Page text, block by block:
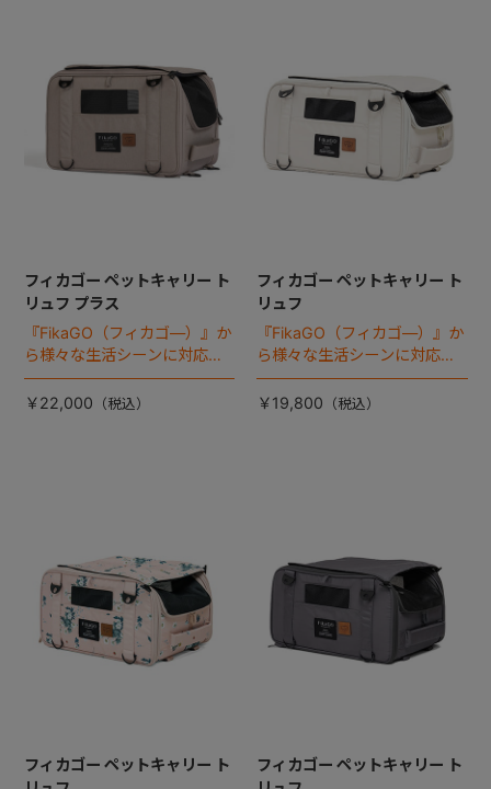
フィカゴー ペットキャリー ト
リュフ プラス
『FikaGO（フィカゴ―）』か
ら様々な生活シーンに対応す
る4wayタイプの小型犬用 ペ
ットキャリー 『トリュフ プラ
￥22,000
フィカゴー ペットキャリー ト
リュフ
『FikaGO（フィカゴ―）』か
ら様々な生活シーンに対応す
る猫＆超小型犬用 ペットキャ
リー 『トリュフ』 登場！
￥19,800
フィカゴー ペットキャリー ト
フィカゴー ペットキャリー ト